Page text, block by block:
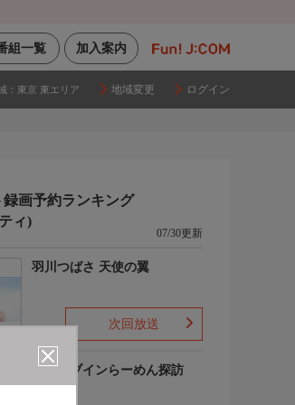
加入案内
組一覧
： 東京 東エリア 地域変更 ログイン
録画予約ランキング
ィ)
07/30更新
羽川つばさ 天使の翼
次回放送
ドライブインらーめん探訪